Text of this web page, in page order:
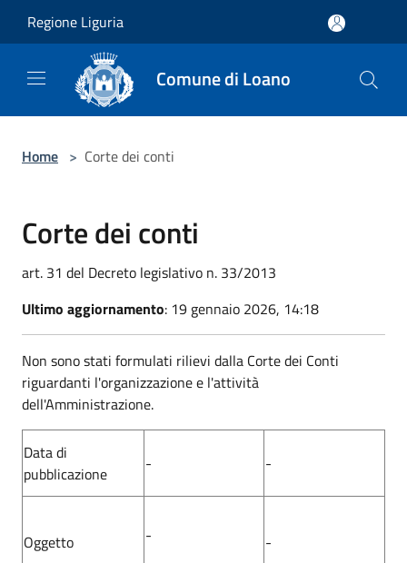
Regione Liguria
Comune di Loano
Home > Corte dei conti
Corte dei conti
art. 31 del Decreto legislativo n. 33/2013
Ultimo aggiornamento: 19 gennaio 2026, 14:18
Non sono stati formulati rilievi dalla Corte dei Conti
riguardanti l'organizzazione e l'attività
dell'Amministrazione.
Data di
pubblicazione
- -
Oggetto - -